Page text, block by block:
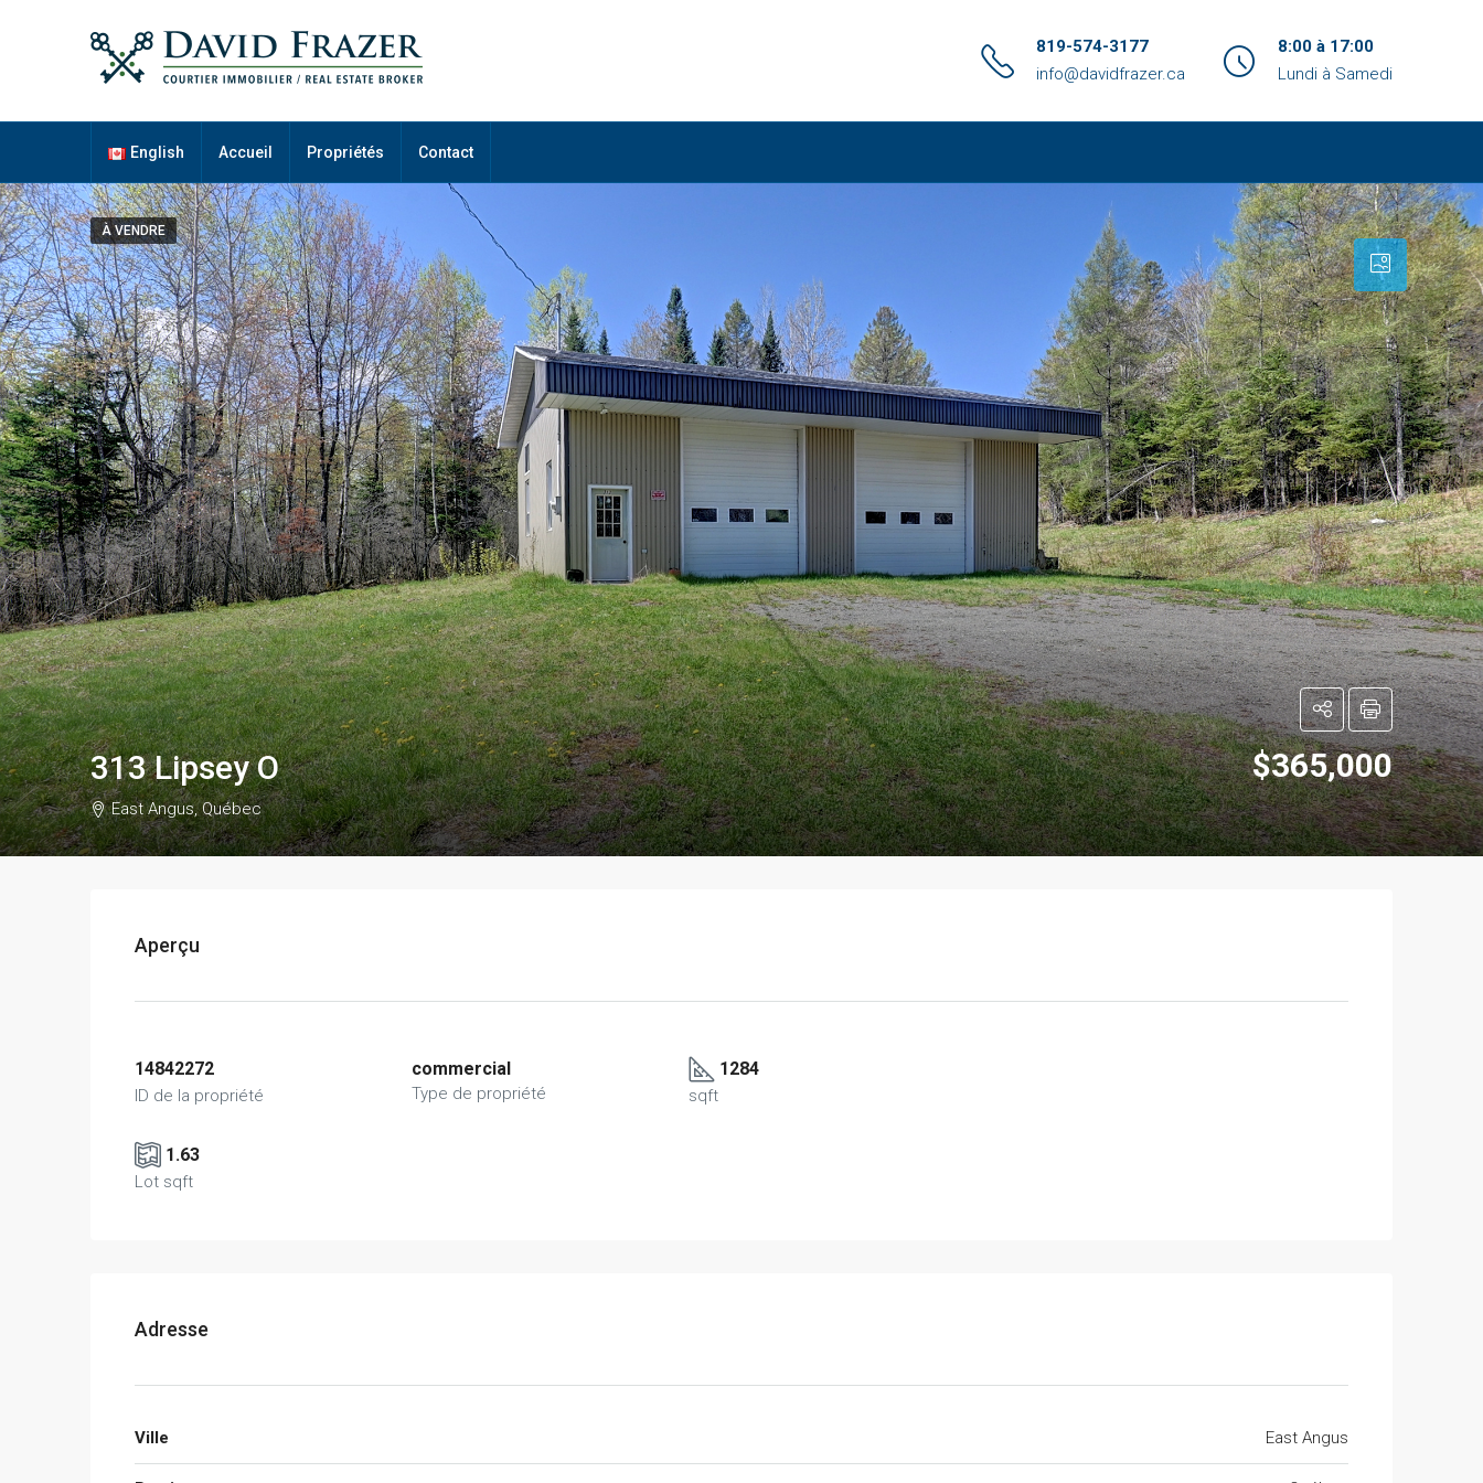
819-574-3177
info@davidfrazer.ca
8:00 à 17:00
Lundi à Samedi
English Accueil Propriétés Contact
À VENDRE
313 Lipsey O $365,000
East Angus, Québec
Aperçu
14842272
ID de la propriété
commercial
Type de propriété
1284
sqft
1.63
Lot sqft
Adresse
Ville East Angus